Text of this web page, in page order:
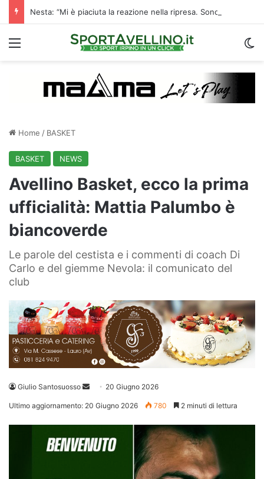
Menu
Home / BASKET
BASKET NEWS
Avellino Basket, ecco la prima
ufficialità: Mattia Palumbo è
biancoverde
Le parole del cestista e i commenti di coach Di
Carlo e del giemme Nevola: il comunicato del
club
Giulio Santosuosso
Invia 20 Giugno 2026
Ultimo aggiornamento: 20 Giugno 2026 780 2 minuti di lettura